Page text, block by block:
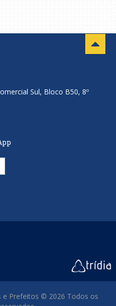
Sul, Bloco B50, 8º
e Prefeitos © 2026 Todos os